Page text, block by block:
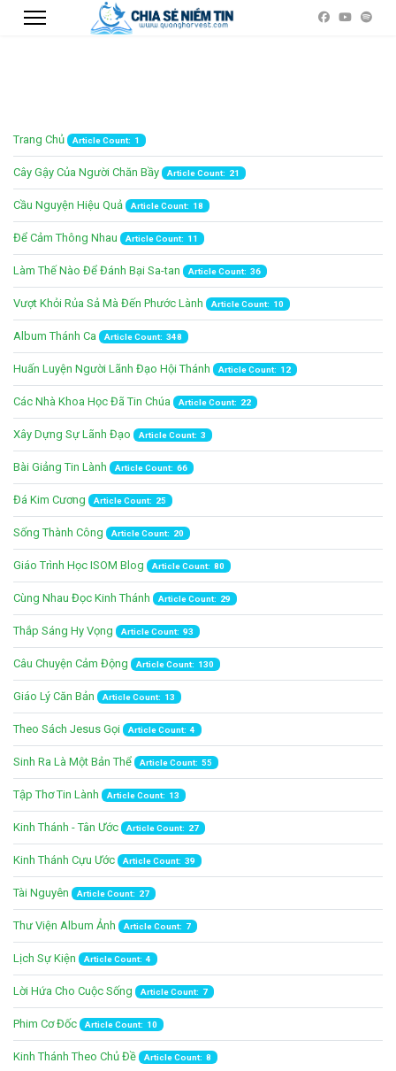
Trang Chủ Article Count: 1
Cây Gậy Của Người Chăn Bầy Article Count: 21
Cầu Nguyện Hiệu Quả Article Count: 18
Để Cảm Thông Nhau Article Count: 11
Làm Thế Nào Để Đánh Bại Sa-tan Article Count: 36
Vượt Khỏi Rủa Sả Mà Đến Phước Lành Article Count: 10
Album Thánh Ca Article Count: 348
Huấn Luyện Người Lãnh Đạo Hội Thánh Article Count: 12
Các Nhà Khoa Học Đã Tin Chúa Article Count: 22
Xây Dựng Sự Lãnh Đạo Article Count: 3
Bài Giảng Tin Lành Article Count: 66
Đá Kim Cương Article Count: 25
Sống Thành Công Article Count: 20
Giáo Trình Học ISOM Blog Article Count: 80
Cùng Nhau Đọc Kinh Thánh Article Count: 29
Thắp Sáng Hy Vọng Article Count: 93
Câu Chuyện Cảm Động Article Count: 130
Giáo Lý Căn Bản Article Count: 13
Theo Sách Jesus Gọi Article Count: 4
Sinh Ra Là Một Bản Thể Article Count: 55
Tập Thơ Tin Lành Article Count: 13
Kinh Thánh - Tân Ước Article Count: 27
Kinh Thánh Cựu Ước Article Count: 39
Tài Nguyên Article Count: 27
Thư Viện Album Ảnh Article Count: 7
Lịch Sự Kiện Article Count: 4
Lời Hứa Cho Cuộc Sống Article Count: 7
Phim Cơ Đốc Article Count: 10
Kinh Thánh Theo Chủ Đề Article Count: 8